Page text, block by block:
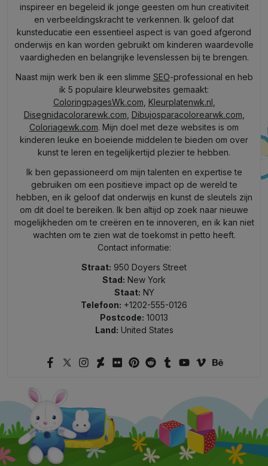
inspireer en begeleid ik jonge geesten om hun creativiteit
en verbeeldingskracht te verkennen. Ik geloof dat
kunsteducatie een essentieel aspect is van goed afgerond
onderwijs en kan worden gebruikt om kinderen waardevolle
vaardigheden en belangrijke levenslessen bij te brengen.
Naast mijn werk ben ik een slimme SEO-professional en heb
ik 5 populaire kleurwebsites gemaakt:
ColoringpagesWk.com Kleurplatenwk.nl
Disegnidacolorarewk.com Dibujosparacolorearwk.com
Coloriagewk.com. Mijn doel met deze websites is om
kinderen leuke en boeiende middelen te bieden om over
kunst te leren en tegelijkertijd plezier te hebben.
Ik ben gepassioneerd om mijn talenten en expertise te
gebruiken om een positieve impact op de wereld te
hebben, en ik geloof dat onderwijs en kunst de sleutels zijn
om dit doel te bereiken. Ik ben altijd op zoek naar nieuwe
mogelijkheden om te creëren en te innoveren, en ik kan niet
wachten om te zien wat de toekomst in petto heeft.
Contact informatie:
Straat: 950 Doyers Street
Stad: New York
Staat: NY
Telefoon: +1202-555-0126
Postcode: 10013
Land: United States